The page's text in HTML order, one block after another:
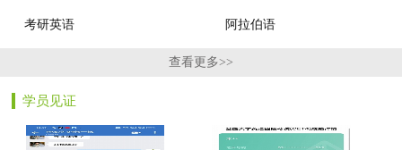
考研英语 阿拉伯语
查看更多>>
学员见证